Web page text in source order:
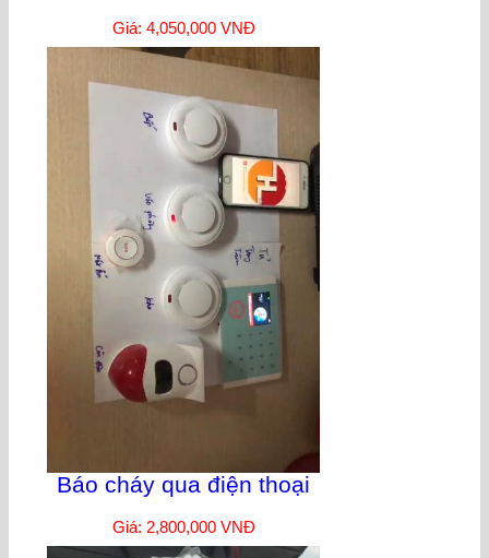
Giá: 4,050,000 VNĐ
Báo cháy qua điện thoại
Giá: 2,800,000 VNĐ